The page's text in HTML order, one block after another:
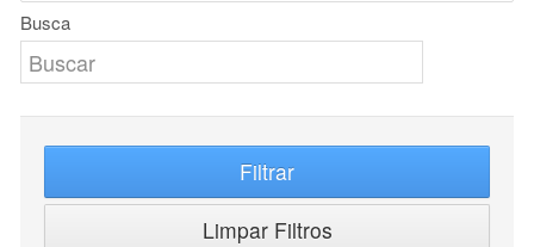
Busca
Filtrar
Limpar Filtros